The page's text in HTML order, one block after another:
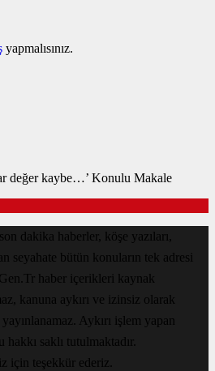
yapmalısınız.
değer kaybe…’ Konulu Makale
dakika haberler, köşe yazıları,
seyahate bütün konuların tek adresi
haber içerikleri kaynak
kanuna aykırı ve izinsiz olarak
Aykırı işlem yapan
saklı tutulmaktadır.
için teşekkür ederiz.